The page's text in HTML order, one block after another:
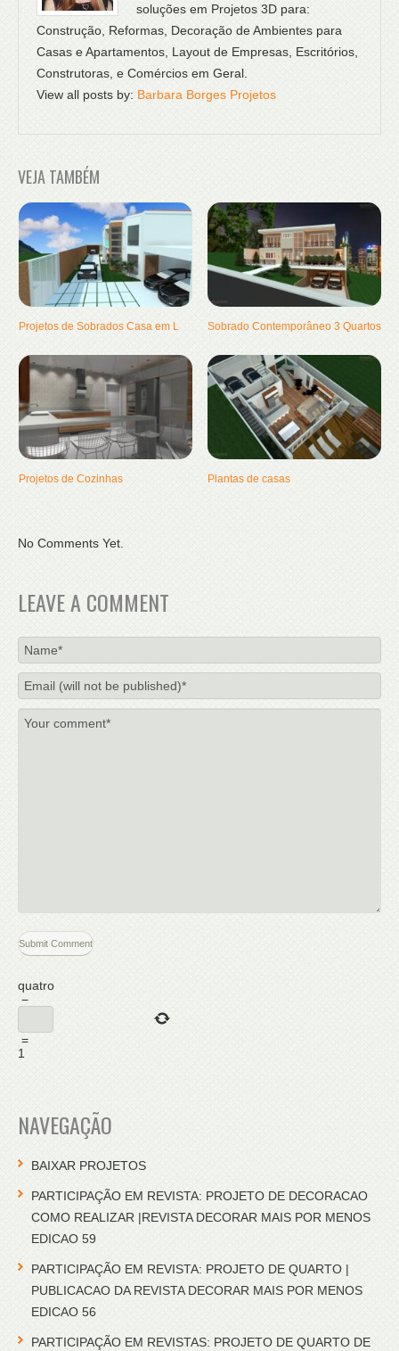
soluções em Projetos 3D para:
Construção, Reformas, Decoração de Ambientes para
Casas e Apartamentos, Layout de Empresas, Escritórios,
Construtoras, e Comércios em Geral.
View all posts by: Barbara Borges Projetos
VEJA TAMBÉM
Projetos de Sobrados Casa em L Sobrado Contemporâneo 3 Quartos
Projetos de Cozinhas Plantas de casas
No Comments Yet.
LEAVE A COMMENT
quatro
−
=
1
NAVEGAÇÃO
BAIXAR PROJETOS
PARTICIPAÇÃO EM REVISTA: PROJETO DE DECORACAO
COMO REALIZAR |REVISTA DECORAR MAIS POR MENOS
EDICAO 59
PARTICIPAÇÃO EM REVISTA: PROJETO DE QUARTO |
PUBLICACAO DA REVISTA DECORAR MAIS POR MENOS
EDICAO 56
PARTICIPAÇÃO EM REVISTAS: PROJETO DE QUARTO DE